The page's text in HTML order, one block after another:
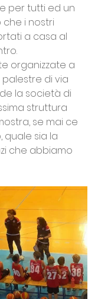
per tutti ed un
che i nostri
a casa al
organizzate a
palestre di via
la società di
struttura
se mai ce
quale sia la
che abbiamo